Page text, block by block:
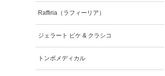
Raffiria（ラフィーリア）
ジェラート ピケ & クラシコ
トンボメディカル